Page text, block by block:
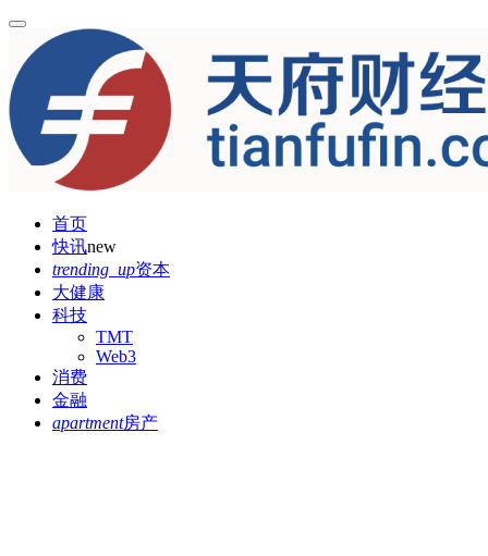
首页
快讯new
trending_up资本
大健康
科技
TMT
Web3
消费
金融
apartment房产